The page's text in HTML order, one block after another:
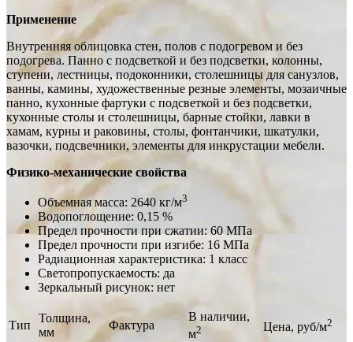
Применение
Внутренняя облицовка стен, полов с подогревом и без
подогрева. Панно с подсветкой и без подсветки, колонны,
ступени, лестницы, подоконники, столешницы для санузлов,
ванны, камины, художественные резные элементы, мозаичные
панно, кухонные фартуки с подсветкой и без подсветки,
кухонные столы и столешницы, барные стойки, лавки в
хамам, курны и раковины, столы, фонтанчики, шкатулки,
вазочки, подсвечники, элементы для инкрустации мебели.
Физико-механические свойства
Объемная масса: 2640 кг/м3
Водопоглощение: 0,15 %
Предел прочности при сжатии: 60 МПа
Предел прочности при изгибе: 16 МПа
Радиационная характеристика: 1 класс
Светопропускаемость: да
Зеркальный рисунок: нет
Тип
Толщина,
мм
Фактура
В наличии,
м2 Цена, руб/м2